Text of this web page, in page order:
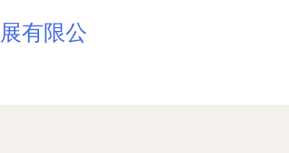
有限公